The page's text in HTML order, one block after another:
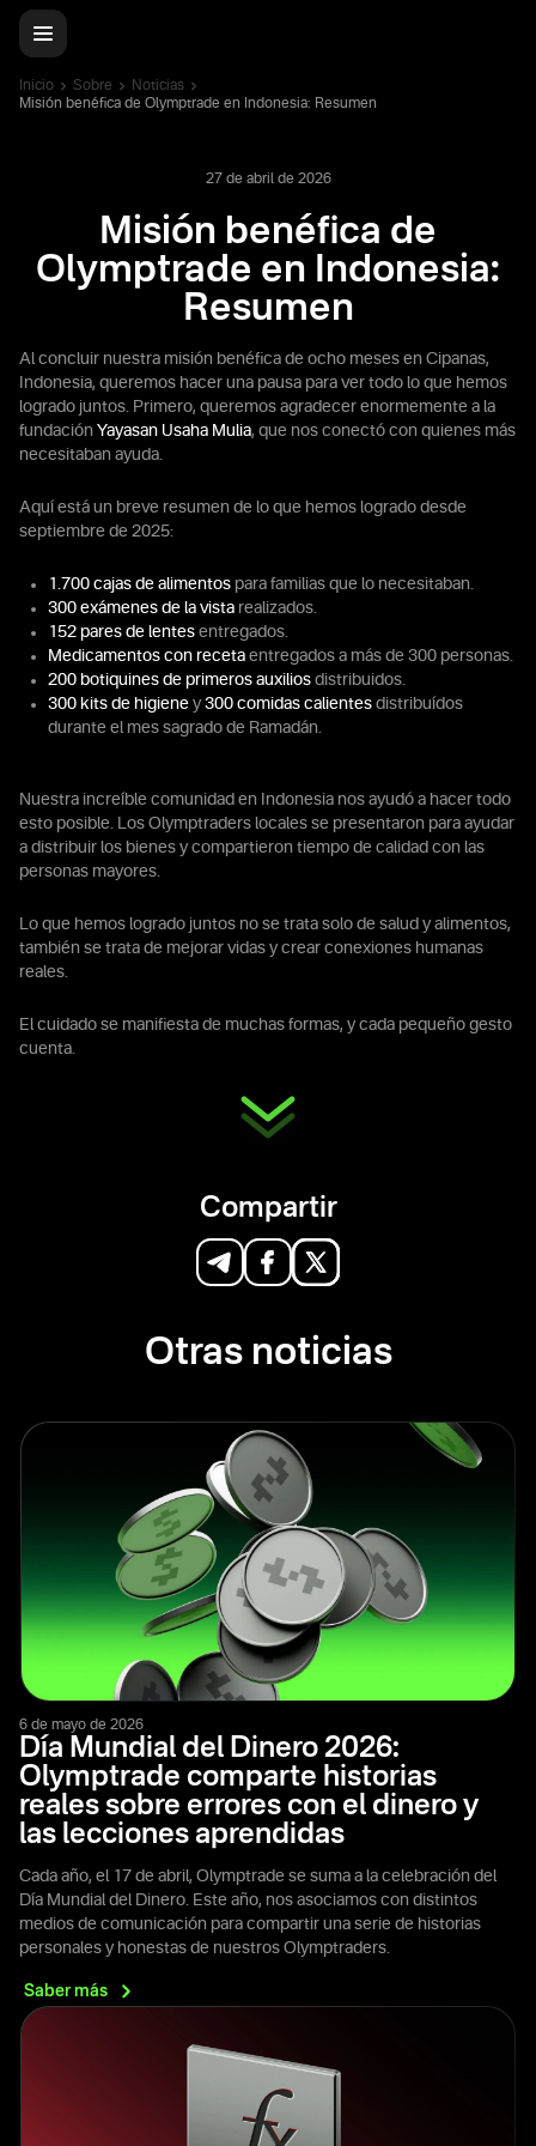
Inicio Sobre
Noticias
Misión benéfica de Olymptrade en Indonesia: Resumen
27 de abril de 2026
Misión benéfica de
Olymptrade en Indonesia:
Resumen
Al concluir nuestra misión benéfica de ocho meses en Cipanas,
Indonesia, queremos hacer una pausa para ver todo lo que hemos
logrado juntos. Primero, queremos agradecer enormemente a la
fundación Yayasan Usaha Mulia, que nos conectó con quienes más
necesitaban ayuda.
Aquí está un breve resumen de lo que hemos logrado desde
septiembre de 2025:
1.700 cajas de alimentos para familias que lo necesitaban.
300 exámenes de la vista realizados.
152 pares de lentes entregados.
Medicamentos con receta entregados a más de 300 personas.
200 botiquines de primeros auxilios distribuidos.
300 kits de higiene y 300 comidas calientes distribuídos
durante el mes sagrado de Ramadán.
Nuestra increíble comunidad en Indonesia nos ayudó a hacer todo
esto posible. Los Olymptraders locales se presentaron para ayudar
a distribuir los bienes y compartieron tiempo de calidad con las
personas mayores.
Lo que hemos logrado juntos no se trata solo de salud y alimentos,
también se trata de mejorar vidas y crear conexiones humanas
reales.
El cuidado se manifiesta de muchas formas, y cada pequeño gesto
cuenta.
Compartir
Otras noticias
6 de mayo de 2026
Día Mundial del Dinero 2026:
Olymptrade comparte historias
reales sobre errores con el dinero y
las lecciones aprendidas
Cada año, el 17 de abril, Olymptrade se suma a la celebración del
Día Mundial del Dinero. Este año, nos asociamos con distintos
medios de comunicación para compartir una serie de historias
personales y honestas de nuestros Olymptraders.
Sabermás